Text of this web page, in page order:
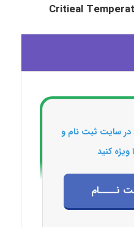
در سایت ثبت نام و
کنید
نــــام